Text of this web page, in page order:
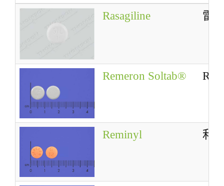
o
n
Rasagiline
雷
Remeron Soltab®
Reminyl 利